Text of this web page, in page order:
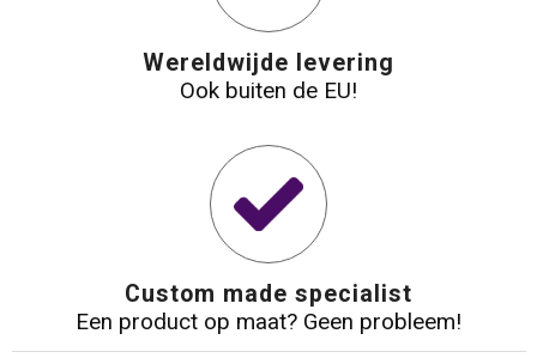
Wereldwijde levering
Ook buiten de EU!
Custom made specialist
Een product op maat? Geen probleem!